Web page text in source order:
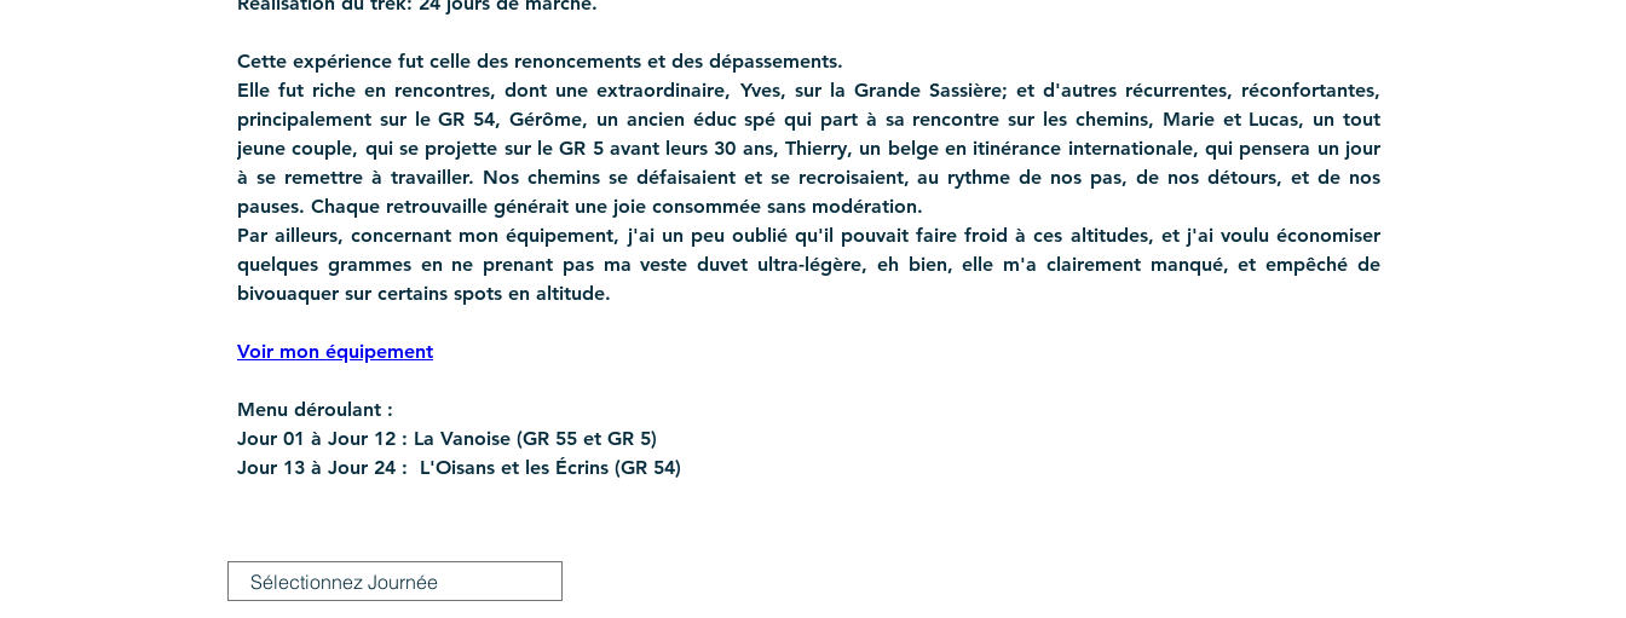
Cette expérience fut celle des renoncements et des dépassements.
Elle fut riche en rencontres, dont une extraordinaire, Yves, sur la Grande Sassière; et d'autres récurrentes, réconfortantes,
principalement sur le GR 54, Gérôme, un ancien éduc spé qui part à sa rencontre sur les chemins, Marie et Lucas, un tout
jeune couple, qui se projette sur le GR 5 avant leurs 30 ans, Thierry, un belge en itinérance internationale, qui pensera un jour
à se remettre à travailler. Nos chemins se défaisaient et se recroisaient, au rythme de nos pas, de nos détours, et de nos
pauses. Chaque retrouvaille générait une joie consommée sans modération.
Par ailleurs, concernant mon équipement, j'ai un peu oublié qu'il pouvait faire froid à ces altitudes, et j'ai voulu économiser
quelques grammes en ne prenant pas ma veste duvet ultra-légère, eh bien, elle m'a clairement manqué, et empêché de
bivouaquer sur certains spots en altitude.
Voir mon équipement
Menu déroulant :
Jour 01 à Jour 12 : La Vanoise (GR 55 et GR 5)
Jour 13 à Jour 24 :  L'Oisans et les Écrins (GR 54)